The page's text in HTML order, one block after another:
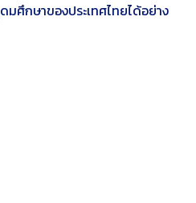
ศึกษาของประเทศไทยได้อย่าง